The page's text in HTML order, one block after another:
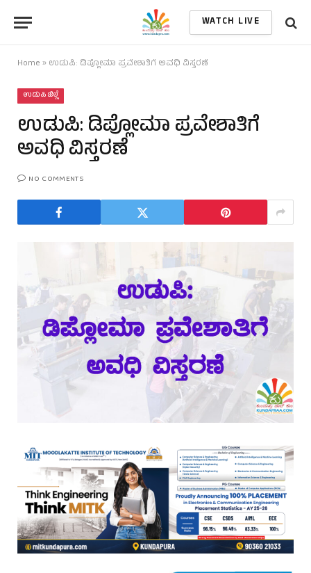
WATCH LIVE
Home » ಉಡುಪಿ: ಡಿಪ್ಲೋಮಾ ಪ್ರವೇಶಾತಿಗೆ ಅವಧಿ ವಿಸ್ತರಣೆ
ಉಡುಪಿ ಜಿಲ್ಲೆ
ಉಡುಪಿ: ಡಿಪ್ಲೋಮಾ ಪ್ರವೇಶಾತಿಗೆ
ಅವಧಿ ವಿಸ್ತರಣೆ
NO COMMENTS